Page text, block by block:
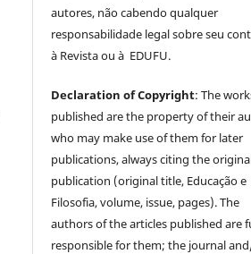
autores, não cabendo qualquer
responsabilidade legal sobre seu
à Revista ou à EDUFU.
Declaration of Copyright: The
published are the property of their
who may make use of them for later
publications, always citing the
publication (original title, Educação e
Filosofia, volume, issue, pages). The
authors of the articles published are
responsible for them; the journal